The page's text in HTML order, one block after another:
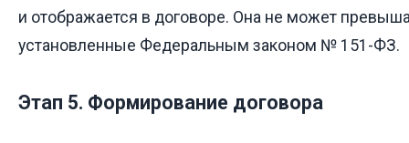
и отображается в договоре. Она не может
установленные Федеральным законом № 151-ФЗ.
Этап 5. Формирование договора